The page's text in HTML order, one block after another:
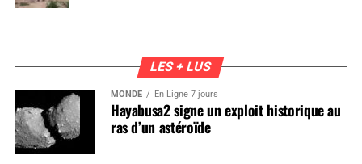
LES + LUS
MONDE En Ligne 7 jours
Hayabusa2 signe un exploit historique au
ras d’un astéroïde